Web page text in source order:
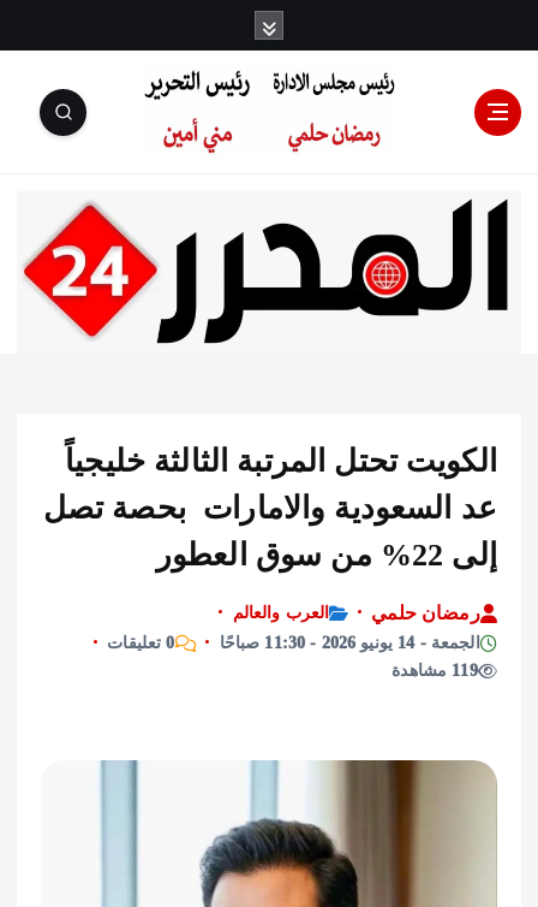
رئيس مجلس
الإدارة: رمضان
التحرير:مني أمين
تحتل المرتبة الثالثة خليجياً
والامارات بحصة تصل
حلمي
العرب والعالم
2026 - 11:30 صباحًا
0 تعليقات